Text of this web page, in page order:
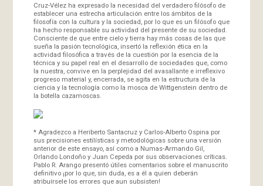
Cruz-Vélez ha expresado la necesidad del verdadero filósofo de
establecer una estrecha articulación entre los ámbitos de la
filosofía con la cultura y la sociedad, por lo que es un filósofo que
ha hecho responsable su actividad del presente de su sociedad.
Consciente de que entre cielo y tierra hay más cosas de las que
sueña la pasión tecnológica, insertó la reflexión ética en la
actividad filosófica a través de la cuestión por la esencia de la
técnica y su papel real en el desarrollo de sociedades que, como
la nuestra, convive en la perplejidad del avasallante e irreflexivo
progreso material y, encerrada, se agita en la estructura de la
ciencia y la tecnología como la mosca de Wittgenstein dentro de
la botella cazamoscas.
* Agradezco a Heriberto Santacruz y Carlos-Alberto Ospina por
sus precisiones estilísticas y metodológicas sobre una versión
anterior de este ensayo, así como a Numas-Armando Gil,
Orlando Londoño y Juan Cepeda por sus observaciones críticas.
Pablo R. Arango presentó útiles comentarios sobre el manuscrito
definitivo ¡por lo que, sin duda, es a él a quien deberán
atribuírsele los errores que aun subsisten!